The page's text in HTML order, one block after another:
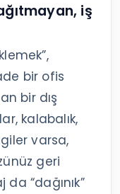
iş
bir ofis
bir dış
kalabalık,
varsa,
geri
“dağınık”